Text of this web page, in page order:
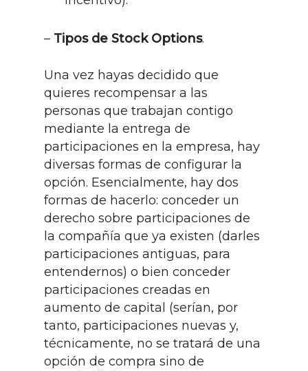
– Tipos de Stock Options.
Una vez hayas decidido que
quieres recompensar a las
personas que trabajan contigo
mediante la entrega de
participaciones en la empresa, hay
diversas formas de configurar la
opción. Esencialmente, hay dos
formas de hacerlo: conceder un
derecho sobre participaciones de
la compañía que ya existen (darles
participaciones antiguas, para
entendernos) o bien conceder
participaciones creadas en
aumento de capital (serían, por
tanto, participaciones nuevas y,
técnicamente, no se tratará de una
opción de compra sino de